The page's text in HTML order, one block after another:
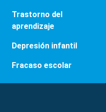
Trastorno del
aprendizaje
Depresión infantil
Fracaso escolar